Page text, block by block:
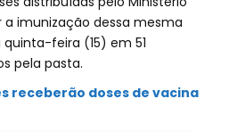
a imunização dessa mesma
feira (15) em 51
pela pasta.
receberão doses de vacina